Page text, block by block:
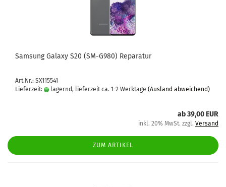
Sam­sung Ga­la­xy S20 (SM-​G980) Re­pa­ra­tur
Art.Nr.: SX115541
Lieferzeit:
lagernd, lieferzeit ca. 1-2 Werktage (Ausland abweichend)
ab 39,00 EUR
inkl. 20% MwSt. zzgl. Versand
ZUM ARTIKEL